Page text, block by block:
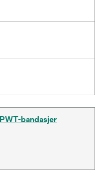
bandasjer